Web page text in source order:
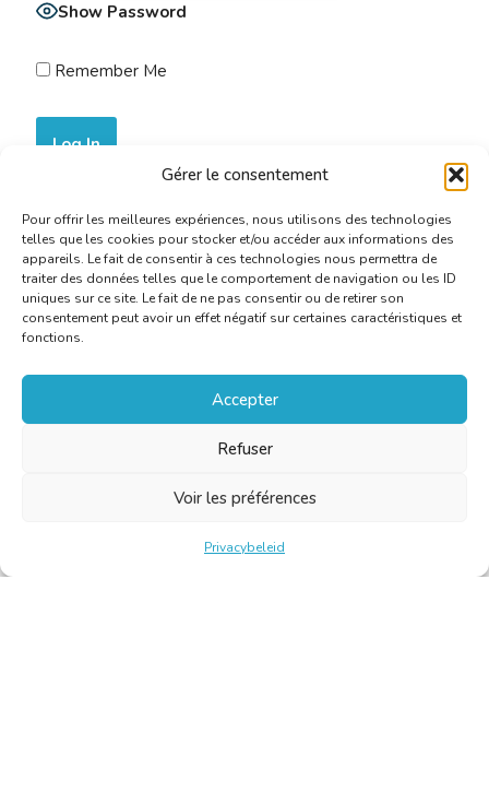
Gérer le consentement
Pour offrir les meilleures expériences, nous utilisons des technologies
telles que les cookies pour stocker et/ou accéder aux informations des
appareils. Le fait de consentir à ces technologies nous permettra de
traiter des données telles que le comportement de navigation ou les ID
uniques sur ce site. Le fait de ne pas consentir ou de retirer son
consentement peut avoir un effet négatif sur certaines caractéristiques et
fonctions.
Accepter
Refuser
Voir les préférences
Privacybeleid
Show Password
Remember Me
Join Now|Lost Password?